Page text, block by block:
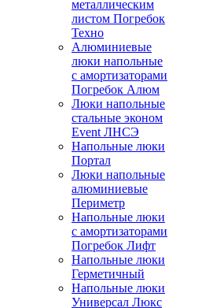
металлическим
листом Погребок
Техно
Алюминиевые
люки напольные
с амортизаторами
Погребок Алюм
Люки напольные
стальные эконом
Event ЛНСЭ
Напольные люки
Портал
Люки напольные
алюминиевые
Периметр
Напольные люки
с амортизаторами
Погребок Лифт
Напольные люки
Герметичный
Напольные люки
Универсал Люкс